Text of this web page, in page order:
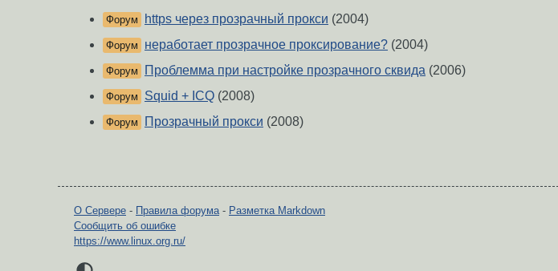
Форум https через прозрачный прокси (2004)
Форум неработает прозрачное проксирование? (2004)
Форум Проблемма при настройке прозрачного сквида (2006)
Форум Squid + ICQ (2008)
Форум Прозрачный прокси (2008)
О Сервере - Правила форума- Разметка Markdown
Сообщить об ошибке
https://www.linux.org.ru/